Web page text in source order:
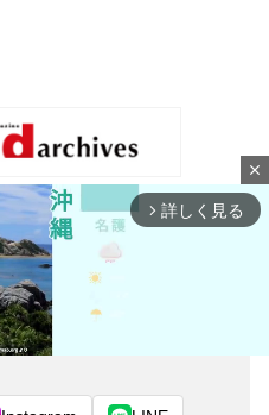
close
arrow_forward_ios 詳しく見る